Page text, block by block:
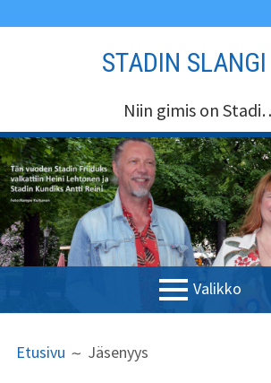
STADIN SLANGI
Niin gimis on
Valikko
VALIKKO
Etusivu Jäsenyys